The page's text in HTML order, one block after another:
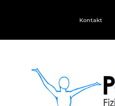
Kontakt